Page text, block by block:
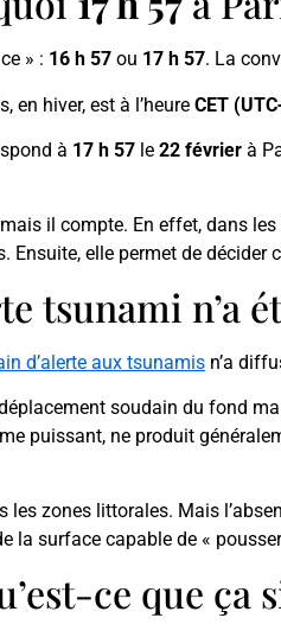
» : 16 h 57 ou 17 h 57. La
en hiver, est à l’heure CET
à 17 h 57 le 22 février à
il compte. En effet, dans
elle permet de décider
tsunami n’a
d’alerte aux tsunamis n’a
soudain du fond
puissant, ne produit
zones littorales. Mais
la surface capable de « pousser
ce que ça